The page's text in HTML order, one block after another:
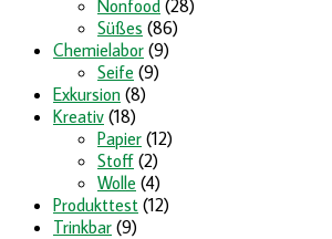
Nonfood (28)
Süßes (86)
Chemielabor (9)
Seife (9)
Exkursion (8)
Kreativ (18)
Papier (12)
Stoff (2)
Wolle (4)
Produkttest (12)
Trinkbar (9)